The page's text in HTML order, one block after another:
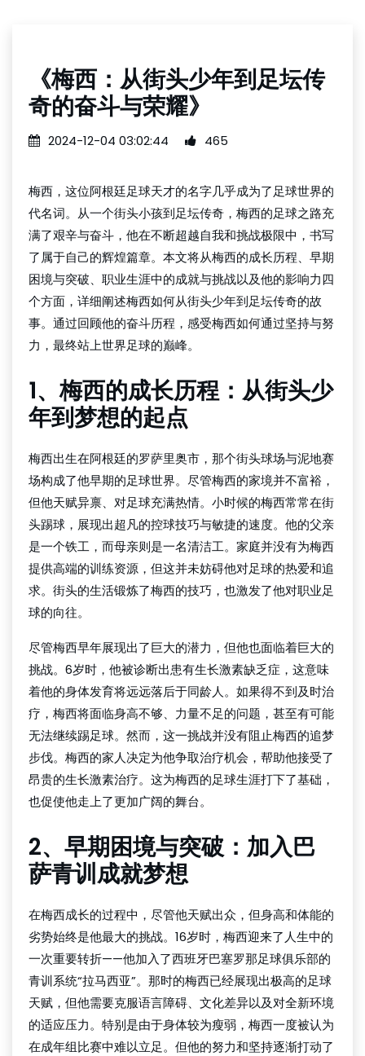
《梅西：从街头少年到足坛传
奇的奋斗与荣耀》
2024-12-04 03:02:44 465
梅西，这位阿根廷足球天才的名字几乎成为了足球世界的
代名词。从一个街头小孩到足坛传奇，梅西的足球之路充
满了艰辛与奋斗，他在不断超越自我和挑战极限中，书写
了属于自己的辉煌篇章。本文将从梅西的成长历程、早期
困境与突破、职业生涯中的成就与挑战以及他的影响力四
个方面，详细阐述梅西如何从街头少年到足坛传奇的故
事。通过回顾他的奋斗历程，感受梅西如何通过坚持与努
力，最终站上世界足球的巅峰。
1、梅西的成长历程：从街头少
年到梦想的起点
梅西出生在阿根廷的罗萨里奥市，那个街头球场与泥地赛
场构成了他早期的足球世界。尽管梅西的家境并不富裕，
但他天赋异禀、对足球充满热情。小时候的梅西常常在街
头踢球，展现出超凡的控球技巧与敏捷的速度。他的父亲
是一个铁工，而母亲则是一名清洁工。家庭并没有为梅西
提供高端的训练资源，但这并未妨碍他对足球的热爱和追
求。街头的生活锻炼了梅西的技巧，也激发了他对职业足
球的向往。
尽管梅西早年展现出了巨大的潜力，但他也面临着巨大的
挑战。6岁时，他被诊断出患有生长激素缺乏症，这意味
着他的身体发育将远远落后于同龄人。如果得不到及时治
疗，梅西将面临身高不够、力量不足的问题，甚至有可能
无法继续踢足球。然而，这一挑战并没有阻止梅西的追梦
步伐。梅西的家人决定为他争取治疗机会，帮助他接受了
昂贵的生长激素治疗。这为梅西的足球生涯打下了基础，
也促使他走上了更加广阔的舞台。
2、早期困境与突破：加入巴
萨青训成就梦想
在梅西成长的过程中，尽管他天赋出众，但身高和体能的
劣势始终是他最大的挑战。16岁时，梅西迎来了人生中的
一次重要转折——他加入了西班牙巴塞罗那足球俱乐部的
青训系统“拉马西亚”。那时的梅西已经展现出极高的足球
天赋，但他需要克服语言障碍、文化差异以及对全新环境
的适应压力。特别是由于身体较为瘦弱，梅西一度被认为
在成年组比赛中难以立足。但他的努力和坚持逐渐打动了